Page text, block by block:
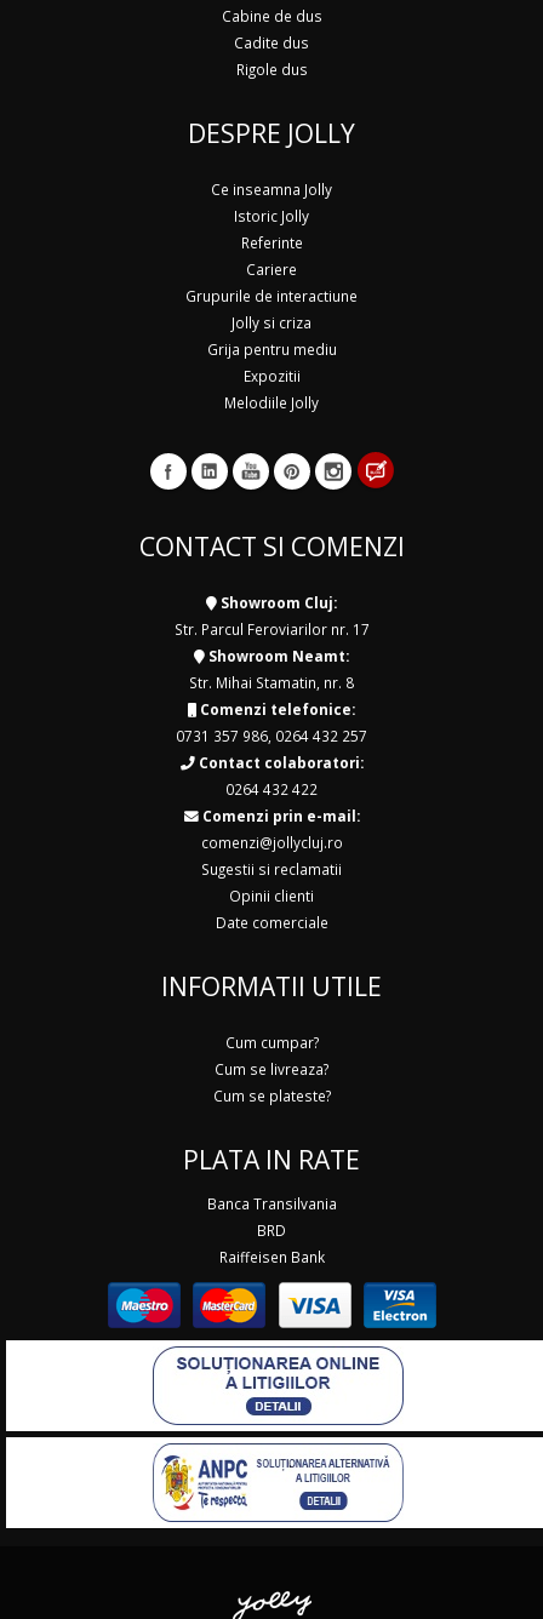
Cabine de dus
Cadite dus
Rigole dus
DESPRE JOLLY
Ce inseamna Jolly
Istoric Jolly
Referinte
Cariere
Grupurile de interactiune
Jolly si criza
Grija pentru mediu
Expozitii
Melodiile Jolly
CONTACT SI COMENZI
Showroom Cluj:
Str. Parcul Feroviarilor nr. 17
Showroom Neamt:
Str. Mihai Stamatin, nr. 8
Comenzi telefonice:
0731 357 986 0264 432 257
Contact colaboratori:
0264 432 422
Comenzi prin e-mail:
comenzi@jollycluj.ro
Sugestii si reclamatii
Opinii clienti
Date comerciale
INFORMATII UTILE
Cum cumpar?
Cum se livreaza?
Cum se plateste?
PLATA IN RATE
Banca Transilvania
BRD
Raiffeisen Bank